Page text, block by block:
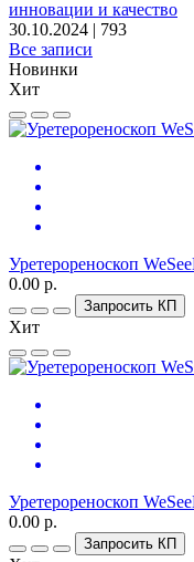
инновации и качество
30.10.2024 | 793
Все записи
Новинки
Хит
Уретерореноскоп
0.00 р.
Запросить КП
Хит
Уретерореноскоп
0.00 р.
Запросить КП